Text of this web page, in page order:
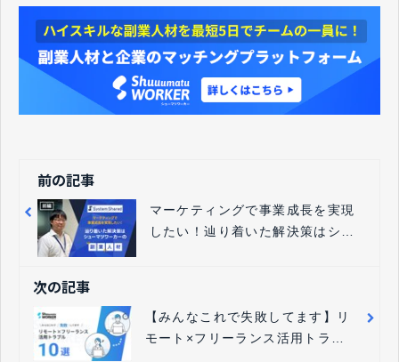
前の記事
マーケティングで事業成長を実現
したい！辿り着いた解決策はシュ
次の記事
【みんなこれで失敗してます】リ
モート×フリーランス活用トラブ